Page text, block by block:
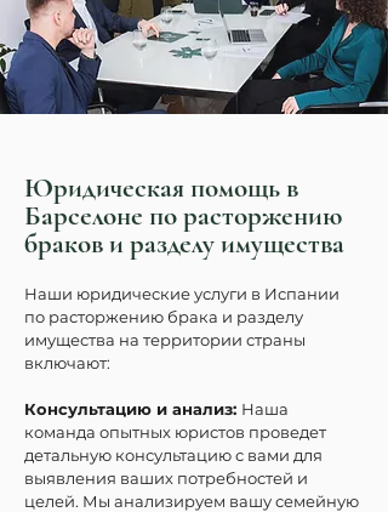
Юридическая помощь в
Барселоне по расторжению
браков и разделу имущества
Наши юридические услуги в Испании
по расторжению брака и разделу
имущества на территории страны
включают:
Консультацию и анализ: Наша
команда опытных юристов проведет
детальную консультацию с вами для
выявления ваших потребностей и
целей. Мы анализируем вашу семейную